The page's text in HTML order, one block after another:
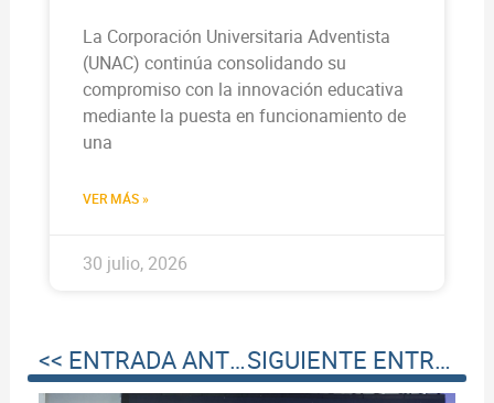
La Corporación Universitaria Adventista
(UNAC) continúa consolidando su
compromiso con la innovación educativa
mediante la puesta en funcionamiento de
una
VER MÁS »
30 julio, 2026
<< ENTRADA ANTERIOR SIGUIENTE ENTRADA >>